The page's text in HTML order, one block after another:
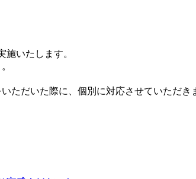
施いたします。
だいた際に、個別に対応させていただき